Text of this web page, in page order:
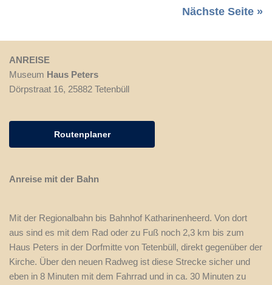
Nächste Seite »
ANREISE
Museum Haus Peters
Dörpstraat 16, 25882 Tetenbüll
Routenplaner
Anreise mit der Bahn
Mit der Regionalbahn bis Bahnhof Katharinenheerd. Von dort
aus sind es mit dem Rad oder zu Fuß noch 2,3 km bis zum
Haus Peters in der Dorfmitte von Tetenbüll, direkt gegenüber der
Kirche. Über den neuen Radweg ist diese Strecke sicher und
eben in 8 Minuten mit dem Fahrrad und in ca. 30 Minuten zu